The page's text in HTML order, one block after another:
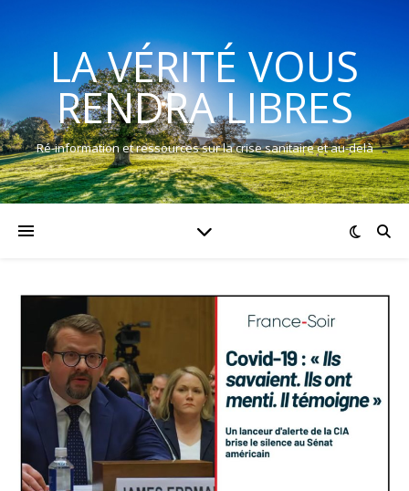
LA VÉRITÉ VOUS
RENDRA LIBRES
Ré-information et ressources sur la crise sanitaire et au-delà